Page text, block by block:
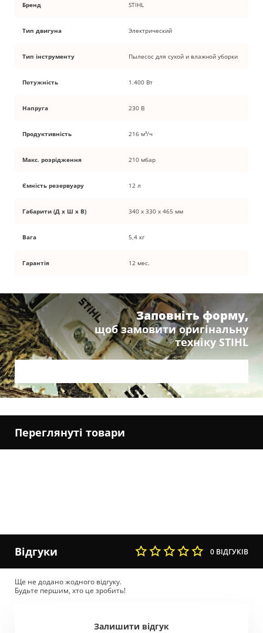
Бренд STIHL
Тип двигуна Электрический
Тип інструменту Пылесос для сухой и влажной уборки
Потужність 1.400 Вт
Напруга 230 В
Продуктивність 216 м³/ч
Макс. розрідження 210 мбар
Ємність резервуару 12 л
Габарити (Д х Ш х В) 340 х 330 х 465 мм
Вага 5,4 кг
Гарантія 12 мес.
Заповніть форму,
щоб замовити оригінальну
техніку STIHL
Переглянуті товари
Відгуки 0 ВІДГУКІВ
Ще не додано жодного відгуку.
Будьте першим, хто це зробить!
Залишити відгук